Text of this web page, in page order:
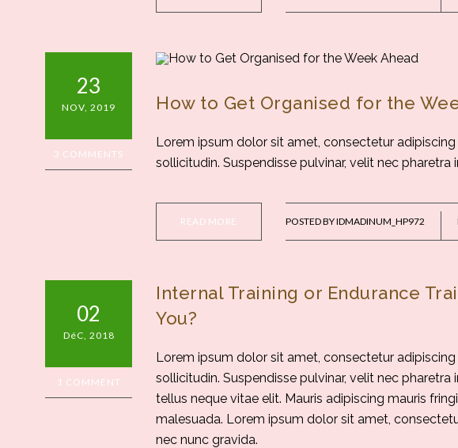
23
NOV, 2019
3 COMMENTS
How to Get Organised for the
Lorem ipsum dolor sit amet, consectetur
sollicitudin. Suspendisse pulvinar, velit nec pharetra
READ MORE POSTED BYIDMADINUM_HP972
02
DéC, 2018
1 COMMENT
Internal Training or Endurance
You?
Lorem ipsum dolor sit amet, consectetur
sollicitudin. Suspendisse pulvinar, velit nec
tellus neque vitae elit. Mauris adipiscing mauris
malesuada. Lorem ipsum dolor sit amet,
nec nunc gravida.